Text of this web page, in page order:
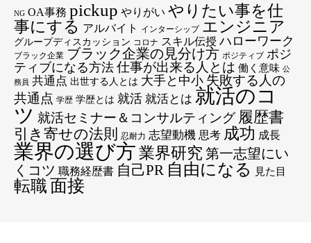
NG OA事務 pickup やりがい やりたい事を仕
事にする アルバイト インターシップ エンジニア
グループディスカッション コロナ スキル伝授 ハローワーク
ブラック企業 ブラック企業の見分け方 ポジティブ ポジ
ティブになる方法 仕事が出来る人とは 働く意味 公
務員 共通点 出世する人とは 大手と中小 失敗する人の
共通点 学歴 学歴とは 就活 就活とは 就活のコ
ツ 就活セミナー＆コンサルティング 履歴書
引き寄せの法則
忍耐力 志望動機 思考 成功 成長
業界の選び方 業界研究 第一志望にい
くコツ 職務経歴書 自己PR 自由になる 見た目
転職 面接